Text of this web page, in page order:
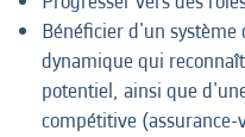
Bénéficier d'un
dynamique qui
potentiel, ainsi que
compétitive